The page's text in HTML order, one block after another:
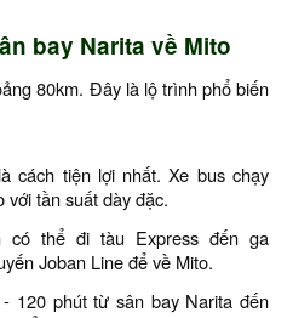
bay Narita về Mito
80km. Đây là lộ trình phổ biến
cách tiện lợi nhất. Xe bus chạy
tần suất dày đặc.
có thể đi tàu Express đến ga
Joban Line để về Mito.
120 phút từ sân bay Narita đến